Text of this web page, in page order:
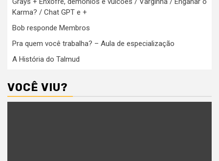
Karma? / Chat GPT e +
Bob responde Membros
Pra quem você trabalha? – Aula de especialização
A História do Talmud
VOCÊ VIU?